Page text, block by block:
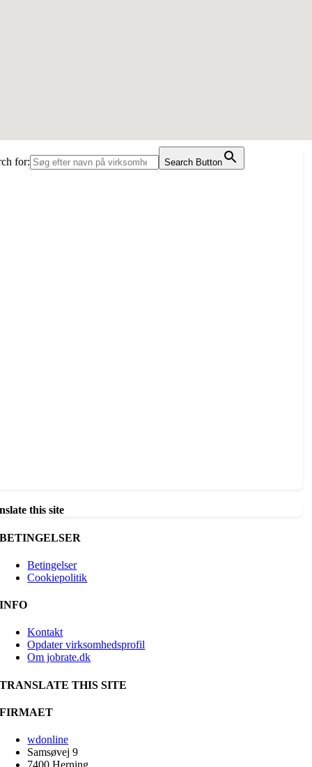
for: Search Button
this site
BETINGELSER
Betingelser
Cookiepolitik
INFO
Kontakt
Opdater virksomhedsprofil
Om jobrate.dk
TRANSLATE THIS SITE
FIRMAET
wdonline
Samsøvej 9